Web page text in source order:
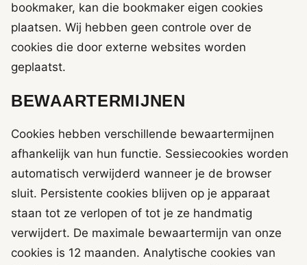
bookmaker, kan die bookmaker eigen cookies
plaatsen. Wij hebben geen controle over de
cookies die door externe websites worden
geplaatst.
BEWAARTERMIJNEN
Cookies hebben verschillende bewaartermijnen
afhankelijk van hun functie. Sessiecookies worden
automatisch verwijderd wanneer je de browser
sluit. Persistente cookies blijven op je apparaat
staan tot ze verlopen of tot je ze handmatig
verwijdert. De maximale bewaartermijn van onze
cookies is 12 maanden. Analytische cookies van